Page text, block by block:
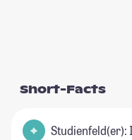
Short-Facts
Studienfeld(er):